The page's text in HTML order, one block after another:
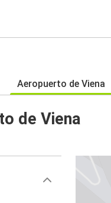
Aeropuerto de Viena
de Viena